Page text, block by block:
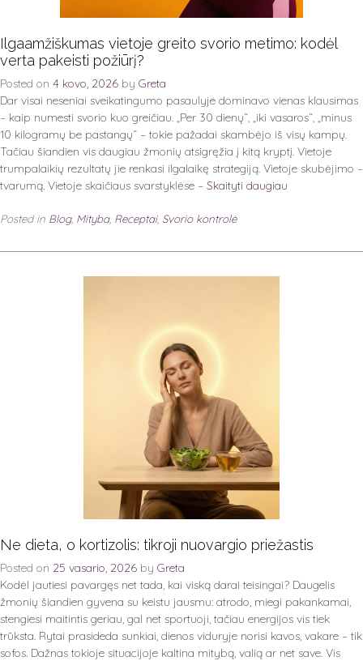
Ilgaamžiškumas vietoje greito svorio metimo: kodėl
verta pakeisti požiūrį?
Posted on 4 kovo, 2026 by Greta
Dar visai neseniai sveikatingumo pasaulyje dominavo vienas klausimas
– kaip numesti svorio kuo greičiau. „Per 30 dienų“, „iki vasaros“, „minus
10 kilogramų be pastangų“ – tokie pažadai skambėjo iš visų kampų.
Tačiau šiandien vis daugiau žmonių atsigręžia į kitą kryptį. Vietoje
trumpalaikių rezultatų jie renkasi ilgalaikę strategiją. Vietoje skubėjimo –
tvarumą. Vietoje skaičiaus svarstyklėse – Skaityti daugiau
Posted in Blog, Mityba, Receptai, Svorio kontrolė
Ne dieta, o kortizolis: tikroji nuovargio priežastis
Posted on 25 vasario, 2026 by Greta
Kodėl jautiesi pavargęs net tada, kai viską darai teisingai? Daugelis
žmonių šiandien gyvena su keistu jausmu: atrodo, miegi pakankamai,
stengiesi maitintis geriau, gal net sportuoji, tačiau energijos vis tiek
trūksta. Rytai prasideda sunkiai, dienos viduryje norisi kavos, vakare – tik
sofos. Dažnas tokioje situacijoje kaltina mitybą, valią ar net save. Vis